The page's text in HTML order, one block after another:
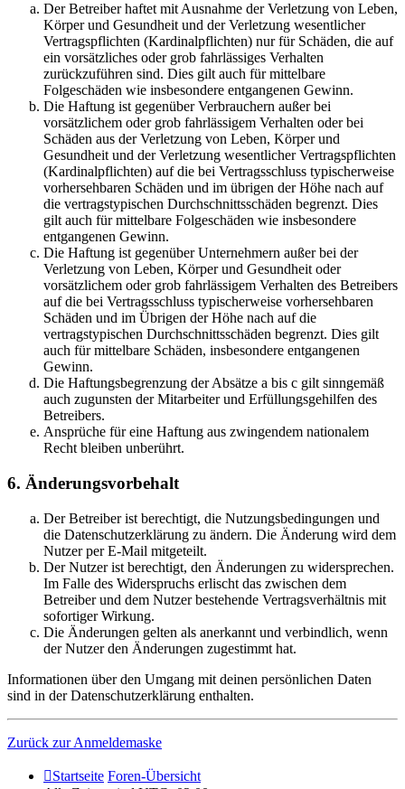
Der Betreiber haftet mit Ausnahme der Verletzung von Leben,
Körper und Gesundheit und der Verletzung wesentlicher
Vertragspflichten (Kardinalpflichten) nur für Schäden, die auf
ein vorsätzliches oder grob fahrlässiges Verhalten
zurückzuführen sind. Dies gilt auch für mittelbare
Folgeschäden wie insbesondere entgangenen Gewinn.
Die Haftung ist gegenüber Verbrauchern außer bei
vorsätzlichem oder grob fahrlässigem Verhalten oder bei
Schäden aus der Verletzung von Leben, Körper und
Gesundheit und der Verletzung wesentlicher Vertragspflichten
(Kardinalpflichten) auf die bei Vertragsschluss typischerweise
vorhersehbaren Schäden und im übrigen der Höhe nach auf
die vertragstypischen Durchschnittsschäden begrenzt. Dies
gilt auch für mittelbare Folgeschäden wie insbesondere
entgangenen Gewinn.
Die Haftung ist gegenüber Unternehmern außer bei der
Verletzung von Leben, Körper und Gesundheit oder
vorsätzlichem oder grob fahrlässigem Verhalten des Betreibers
auf die bei Vertragsschluss typischerweise vorhersehbaren
Schäden und im Übrigen der Höhe nach auf die
vertragstypischen Durchschnittsschäden begrenzt. Dies gilt
auch für mittelbare Schäden, insbesondere entgangenen
Gewinn.
Die Haftungsbegrenzung der Absätze a bis c gilt sinngemäß
auch zugunsten der Mitarbeiter und Erfüllungsgehilfen des
Betreibers.
Ansprüche für eine Haftung aus zwingendem nationalem
Recht bleiben unberührt.
6. Änderungsvorbehalt
Der Betreiber ist berechtigt, die Nutzungsbedingungen und
die Datenschutzerklärung zu ändern. Die Änderung wird dem
Nutzer per E-Mail mitgeteilt.
Der Nutzer ist berechtigt, den Änderungen zu widersprechen.
Im Falle des Widerspruchs erlischt das zwischen dem
Betreiber und dem Nutzer bestehende Vertragsverhältnis mit
sofortiger Wirkung.
Die Änderungen gelten als anerkannt und verbindlich, wenn
der Nutzer den Änderungen zugestimmt hat.
Informationen über den Umgang mit deinen persönlichen Daten
sind in der Datenschutzerklärung enthalten.
Zurück zur Anmeldemaske
Startseite Foren-Übersicht